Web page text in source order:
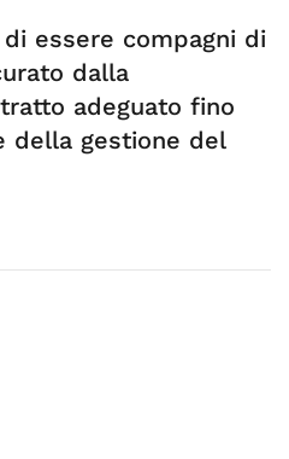
essere compagni di
dalla
adeguato fino
della gestione del